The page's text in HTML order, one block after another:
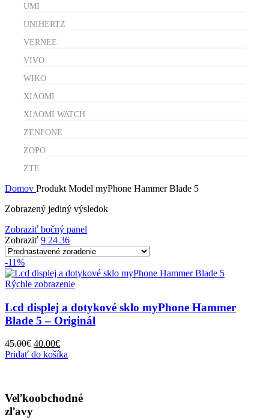
UMI
UNIHERTZ
VERNEE
VIVO
WIKO
XIAOMI
XIAOMI WATCH
ZENFONE
ZOPO
ZTE
Domov Produkt Model myPhone Hammer Blade 5
Zobrazený jediný výsledok
Zobraziť bočný panel
Zobraziť 9 24 36
-11%
Rýchle zobrazenie
Lcd displej a dotykové sklo myPhone Hammer
Blade 5 – Originál
45.00€ Pôvodná
cena
40.00€Aktuálna
cena
Pridať do košíka
Veľkoobchodné
zľavy